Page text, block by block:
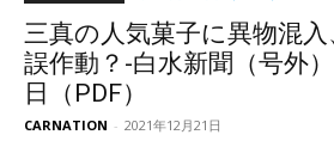
三真の人気菓子に異物混
誤作動？-白水新聞（号外
日（PDF）
CARNATION - 2021年12月21日